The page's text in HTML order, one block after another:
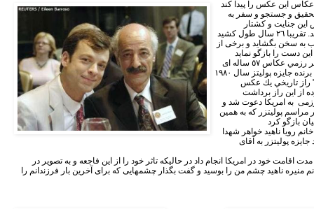
جنايت و كشتار
وحشتناك فرودگاه سنندج را پيدا كند. تقريبا ٢٦ سال طول كشيد
به سخن بگشايد و برخى از
بود كه طي اين سال ها از ذكر اينكه برنده جايزه پوليتز سال ١٩٨٠
راز تاريخي يك عكس
پولیتزر كه به همين
رويا ناهيد خواهر شهدا
پوليتزر به آقاى
منيره ناهيد چشم من را بوسيد و گفت بگذار چشمهايى كه براى آخرين بار فرزندانم را